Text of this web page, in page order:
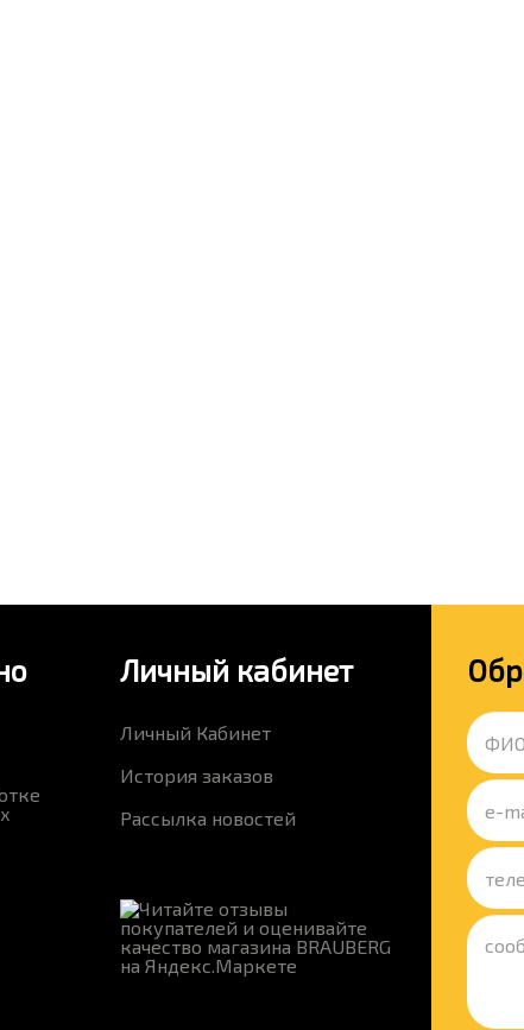
Личный кабинет
Личный Кабинет
История заказов
Рассылка новостей